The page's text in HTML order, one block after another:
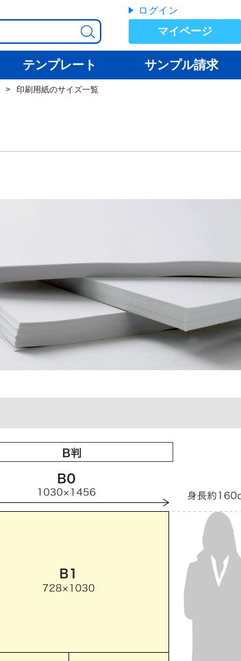
ログイン
マイページ
テンプレート サンプル請求
印刷用紙のサイズ一覧